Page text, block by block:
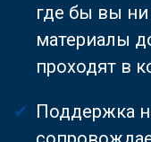
где бы вы
материалы
проходят в
Поддержка